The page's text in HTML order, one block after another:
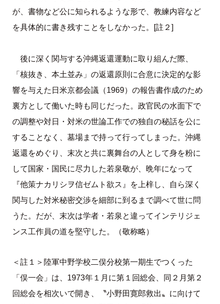
が、書物など公に知られるような形で、教練内容など
を具体的に書き残すことをしなかった。[註２]
後に深く関与する沖縄返還運動に取り組んだ際、
「核抜き、本土並み」の返還原則に合意に決定的な影
響を与えた日米京都会議（1969）の報告書作成のため
裏方として働いた時も同じだった。政官民の水面下で
の調整や対日・対米の世論工作での独自の秘話を公に
することなく、墓場まで持って行ってしまった。沖縄
返還をめぐり、末次と共に裏舞台の人として身を粉に
して国家・国民に尽力した若泉敬が、晩年になって
『他策ナカリシヲ信ゼムト欲ス』を上梓し、自ら深く
関与した対米秘密交渉を細部に到るまで調べて世に問
うた。だが、末次は学者・若泉と違ってインテリジェ
ンス工作員の道を堅守した。（敬称略）
＜註１＞陸軍中野学校二俣分校第一期生でつくった
「俣一会」は、1973年１月に第１回総会、同２月第２
回総会を相次いで開き、〝小野田寛郎救出〟に向けて